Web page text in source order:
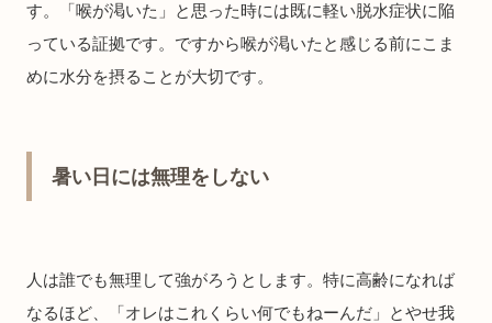
す。「喉が渇いた」と思った時には既に軽い脱水症状に陥
っている証拠です。ですから喉が渇いたと感じる前にこま
めに水分を摂ることが大切です。
暑い日には無理をしない
人は誰でも無理して強がろうとします。特に高齢になれば
なるほど、「オレはこれくらい何でもねーんだ」とやせ我